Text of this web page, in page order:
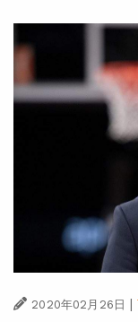
2020年02月26日